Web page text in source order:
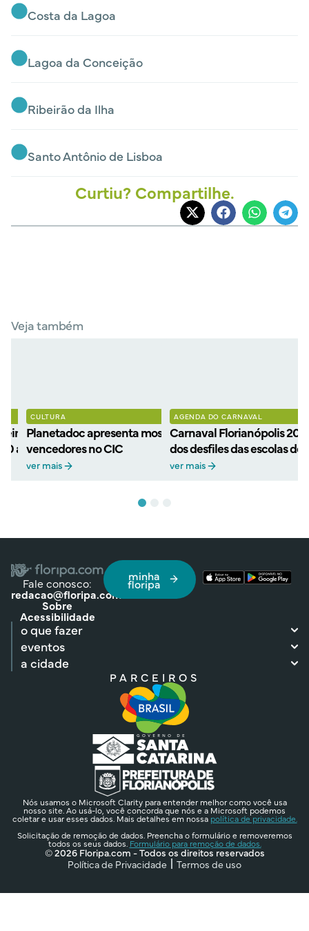
Costa da Lagoa
Lagoa da Conceição
Ribeirão da Ilha
Santo Antônio de Lisboa
Curtiu? Compartilhe.
Veja também
filmes
anos com retorno ao
CULTURA
Planetadoc apresenta mostra gratuita de filmes
vencedores no CIC
ver mais
AGENDA DO CARNAVAL
Carnaval Florianópolis
dos desfiles das escolas de
ver mais
Fale conosco:
redacao@floripa.com
Sobre
Acessibilidade
minha
floripa
o que fazer
eventos
a cidade
PARCEIROS
Nós usamos o Microsoft Clarity para entender melhor como você usa
nosso site. Ao usá-lo, você concorda que nós e a Microsoft podemos
coletar e usar esses dados. Mais detalhes em nossa política de privacidade.
Solicitação de remoção de dados. Preencha o formulário e removeremos
todos os seus dados. Formulário para remoção de dados.
© 2026 Floripa.com - Todos os direitos reservados
Política de Privacidade
Termos de uso